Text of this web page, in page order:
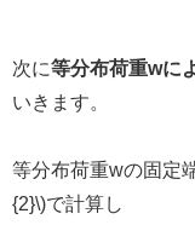
次に等分布荷重wに
いきます。
等分布荷重wの固定
{2}\)で計算し